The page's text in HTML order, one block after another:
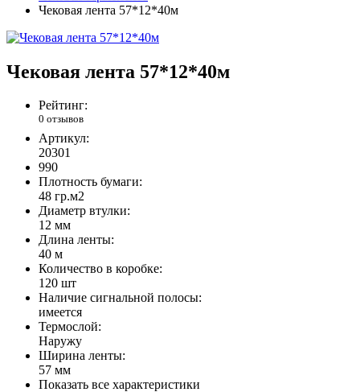
Чековая лента 57*12*40м
Чековая лента 57*12*40м
Рейтинг:
0 отзывов
Артикул:
20301
990
Плотность бумаги:
48 гр.м2
Диаметр втулки:
12 мм
Длина ленты:
40 м
Количество в коробке:
120 шт
Наличие сигнальной полосы:
имеется
Термослой:
Наружу
Ширина ленты:
57 мм
Показать все характеристики